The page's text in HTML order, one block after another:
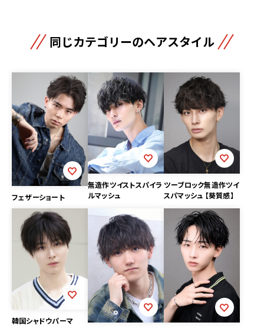
同じカテゴリーのヘアスタイル
フェザーショート
無造作ツイストスパイラ
ルマッシュ
ツーブロック無造作ツイ
スパマッシュ 【葵質感】
韓国シャドウパーマ